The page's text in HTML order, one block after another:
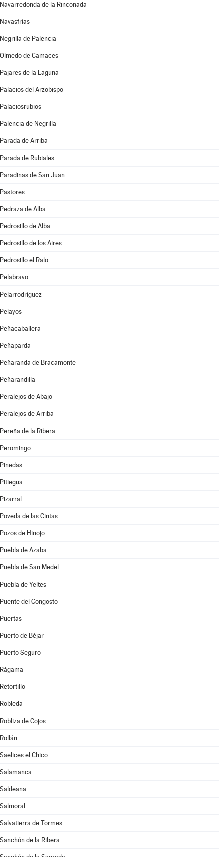
Navarredonda de la Rinconada
Navasfrías
Negrilla de Palencia
Olmedo de Camaces
Pajares de la Laguna
Palacios del Arzobispo
Palaciosrubios
Palencia de Negrilla
Parada de Arriba
Parada de Rubiales
Paradinas de San Juan
Pastores
Pedraza de Alba
Pedrosillo de Alba
Pedrosillo de los Aires
Pedrosillo el Ralo
Pelabravo
Pelarrodríguez
Pelayos
Peñacaballera
Peñaparda
Peñaranda de Bracamonte
Peñarandilla
Peralejos de Abajo
Peralejos de Arriba
Pereña de la Ribera
Peromingo
Pinedas
Pitiegua
Pizarral
Poveda de las Cintas
Pozos de Hinojo
Puebla de Azaba
Puebla de San Medel
Puebla de Yeltes
Puente del Congosto
Puertas
Puerto de Béjar
Puerto Seguro
Rágama
Retortillo
Robleda
Robliza de Cojos
Rollán
Saelices el Chico
Salamanca
Saldeana
Salmoral
Salvatierra de Tormes
Sanchón de la Ribera